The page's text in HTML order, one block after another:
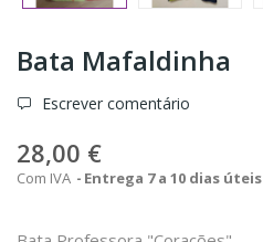
Bata Mafaldinha
Escrever comentário
28,00 €
Com IVA Entrega 7 a 10 dias úteis